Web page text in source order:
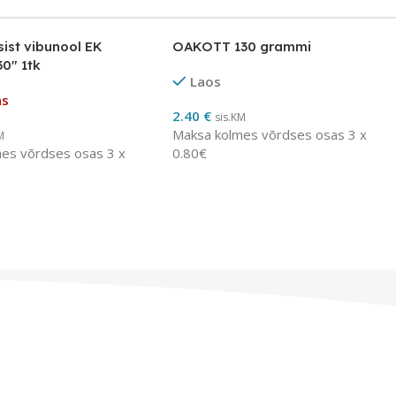
vibunool EK
1tk
võrdses osas 3 x
OAKOTT 130 grammi
Laos
2.40 € sis.KM
Maksa kolmes võrdses osas 3 x
0.80€